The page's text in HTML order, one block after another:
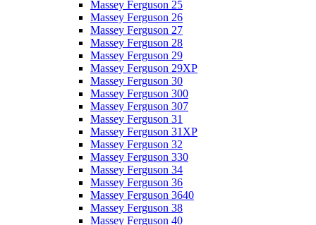
Massey Ferguson 25
Massey Ferguson 26
Massey Ferguson 27
Massey Ferguson 28
Massey Ferguson 29
Massey Ferguson 29XP
Massey Ferguson 30
Massey Ferguson 300
Massey Ferguson 307
Massey Ferguson 31
Massey Ferguson 31XP
Massey Ferguson 32
Massey Ferguson 330
Massey Ferguson 34
Massey Ferguson 36
Massey Ferguson 3640
Massey Ferguson 38
Massey Ferguson 40